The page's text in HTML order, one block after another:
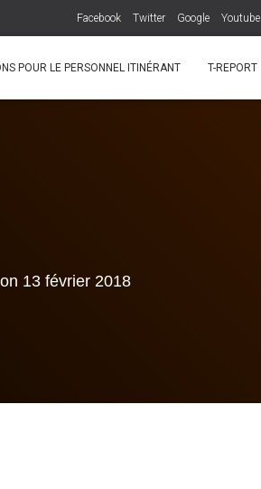
Facebook Twitter Google Youtube
POUR LE PERSONNEL ITINÉRANT T-REPORT
on 13 février 2018